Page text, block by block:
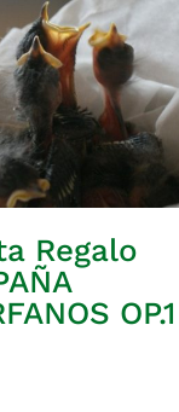
Regalo
OP.1